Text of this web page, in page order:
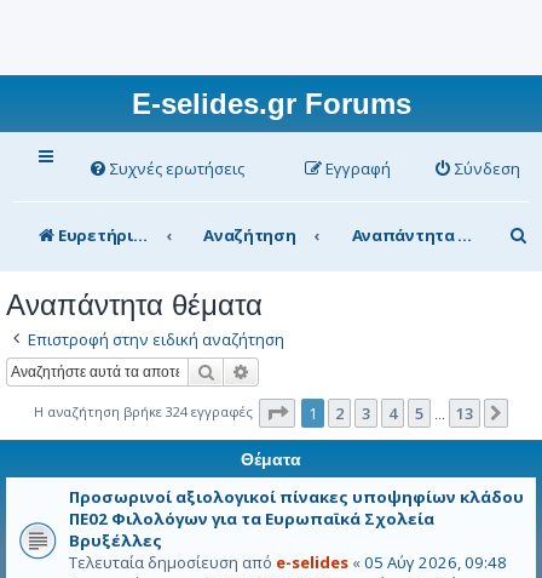
E-selides.gr Forums
Συχνές ερωτήσεις Σύνδεση
Εγγραφή
Ευρετήριο Δ. Συζήτησης Αναζήτηση Αναπάντητα θέματα
ν
η
σ
Αναπάντητα θέματα
Επιστροφή στην ειδική αναζήτηση
Αναζήτηση
Η αναζήτηση βρήκε 324 εγγραφές Σελίδα από13
1 2 3 4 5 13
Θέματα
Προσωρινοί αξιολογικοί πίνακες υποψηφίων κλάδου
ΠΕ02 Φιλολόγων για τα Ευρωπαϊκά Σχολεία
Βρυξέλλες
Τελευταία δημοσίευση από e-selides «05 Αύγ 2026, 09:48